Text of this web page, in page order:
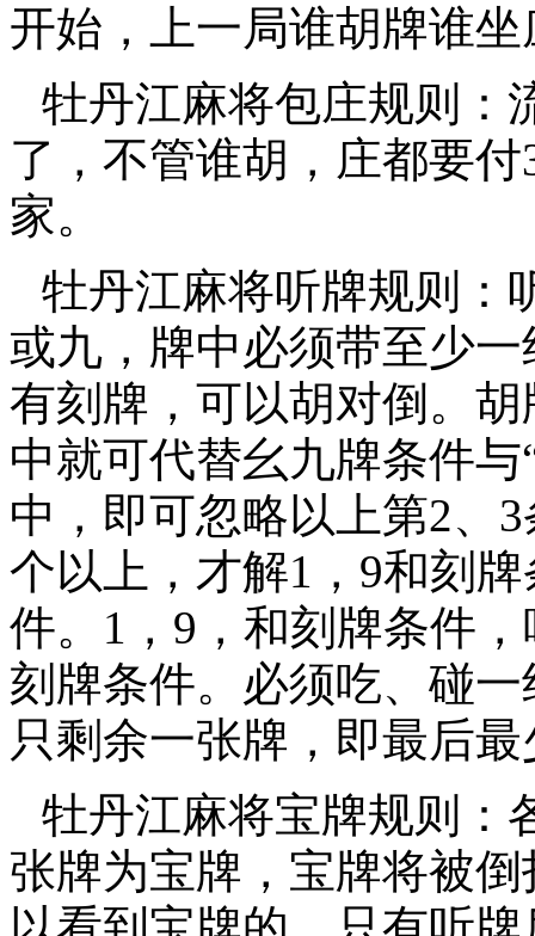
开始，上一局谁胡牌谁坐
牡丹江麻将包庄规则：
了，不管谁胡，庄都要
家。
牡丹江麻将听牌规则：
或九，牌中必须带至少
有刻牌，可以胡对倒。
中就可代替幺九牌条件
中，即可忽略以上第2、
个以上，才解1，9和刻
件。1，9，和刻牌条件
刻牌条件。必须吃、碰
只剩余一张牌，即最后
牡丹江麻将宝牌规则：
张牌为宝牌，宝牌将被